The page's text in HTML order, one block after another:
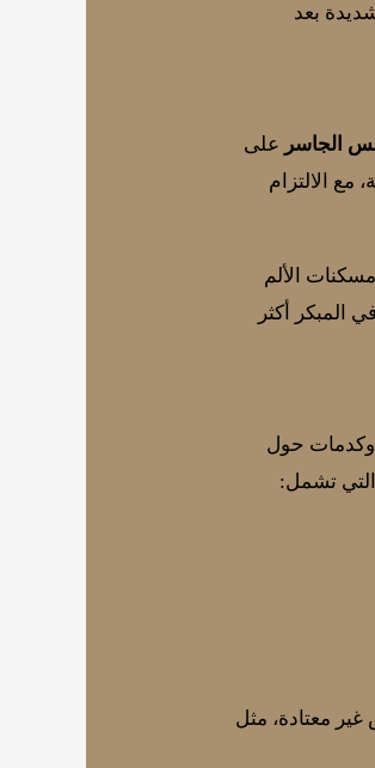
بعد
الجاسر على
مع الالتزام
الألم
المبكر أكثر
وكدمات حول
تشمل:
غير معتادة، مثل